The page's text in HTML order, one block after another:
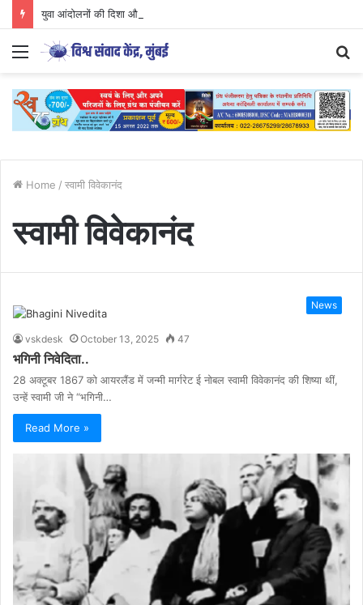
युवा आंदोलनों की दिशा और वैचारिक परिप्रेक्ष्य
Menu
Home / स्वामी विवेकानंद
स्वामी विवेकानंद
News
vskdesk October 13, 2025 47
भगिनी निवेदिता..
28 अक्टूबर 1867 को आयरलैंड में जन्मी मार्गरेट ई नोबल स्वामी विवेकानंद की शिष्या थीं,
उन्हें स्वामी जी ने “भगिनी…
Read More »